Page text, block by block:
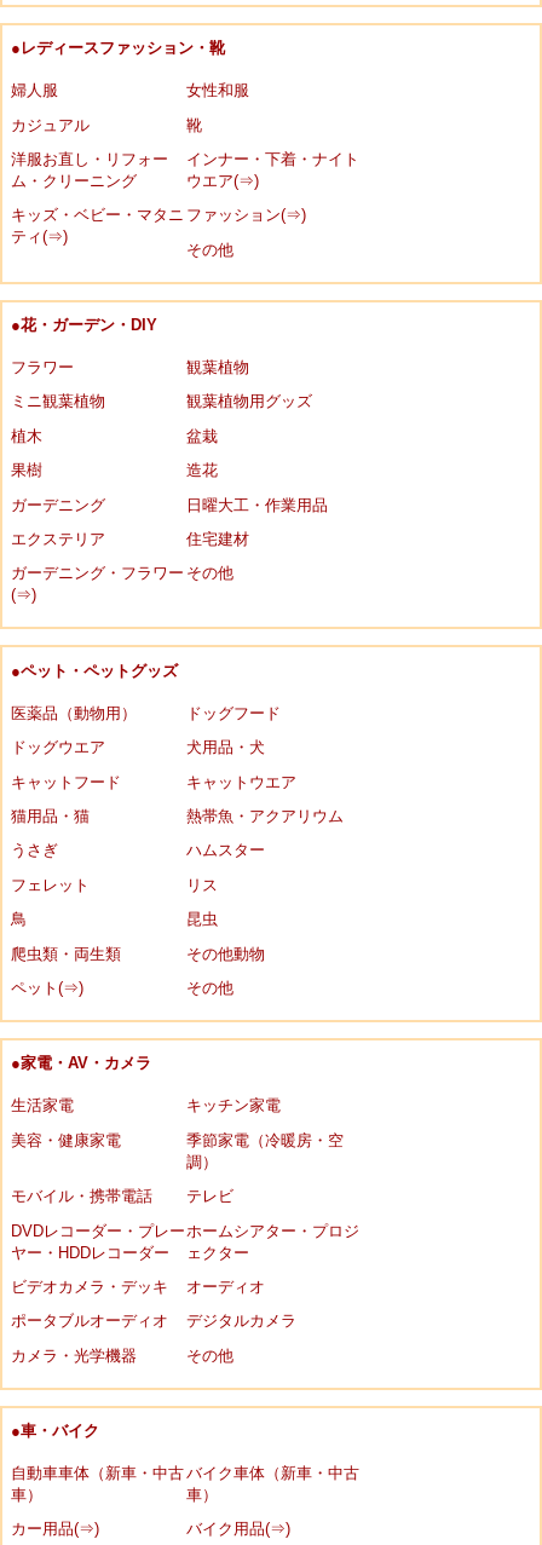
●レディースファッション・靴
婦人服
女性和服
カジュアル
靴
洋服お直し・リフォー
ム・クリーニング
インナー・下着・ナイト
ウエア(⇒)
キッズ・ベビー・マタニ
ティ(⇒)
ファッション(⇒)
その他
●花・ガーデン・DIY
フラワー
観葉植物
ミニ観葉植物
観葉植物用グッズ
植木
盆栽
果樹
造花
ガーデニング
日曜大工・作業用品
エクステリア
住宅建材
ガーデニング・フラワー
(⇒)
その他
●ペット・ペットグッズ
医薬品（動物用）
ドッグフード
ドッグウエア
犬用品・犬
キャットフード
キャットウエア
猫用品・猫
熱帯魚・アクアリウム
うさぎ
ハムスター
フェレット
リス
鳥
昆虫
爬虫類・両生類
その他動物
ペット(⇒)
その他
●家電・AV・カメラ
生活家電
キッチン家電
美容・健康家電
季節家電（冷暖房・空
調）
モバイル・携帯電話
テレビ
DVDレコーダー・プレー
ヤー・HDDレコーダー
ホームシアター・プロジ
ェクター
ビデオカメラ・デッキ
オーディオ
ポータブルオーディオ
デジタルカメラ
カメラ・光学機器
その他
●車・バイク
自動車車体（新車・中古
車）
バイク車体（新車・中古
車）
カー用品(⇒)
バイク用品(⇒)